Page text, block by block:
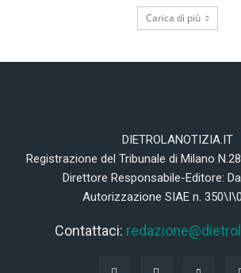
Carica di più
DIETROLANOTIZIA.IT
Registrazione del Tribunale di Milano
Direttore Responsabile-Editore:
Autorizzazione SIAE n.
Contattaci: